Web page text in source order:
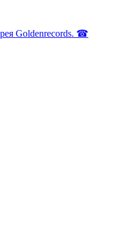
Goldenrecords. ☎